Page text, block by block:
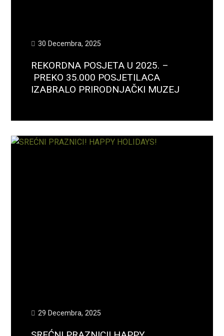
30 Decembra, 2025
REKORDNA POSJETA U 2025. –
PREKO 35.000 POSJETILACA
IZABRALO PRIRODNJAČKI MUZEJ
29 Decembra, 2025